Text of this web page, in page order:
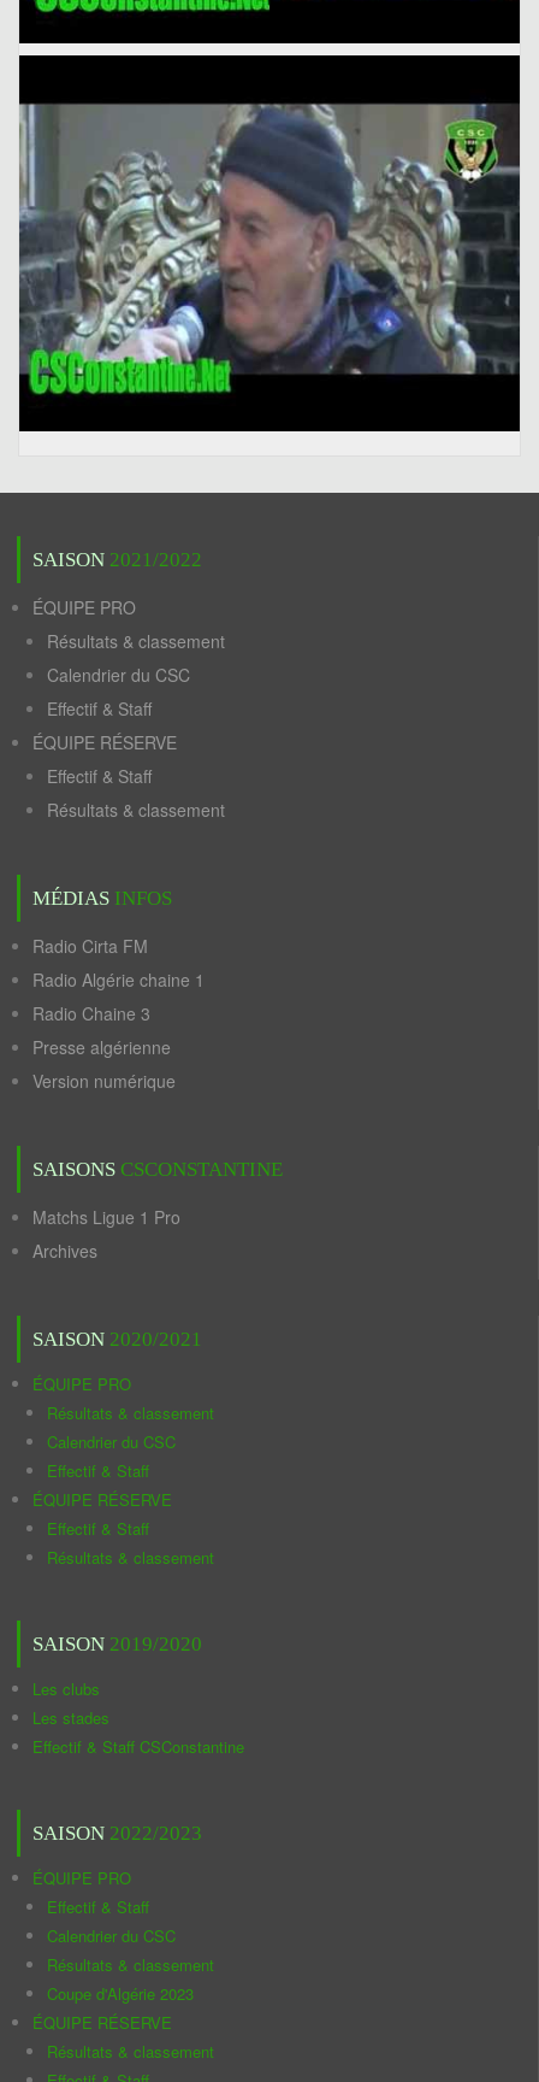
SAISON 2021/2022
ÉQUIPE PRO
Résultats & classement
Calendrier du CSC
Effectif & Staff
ÉQUIPE RÉSERVE
Effectif & Staff
Résultats & classement
MÉDIAS INFOS
Radio Cirta FM
Radio Algérie chaine 1
Radio Chaine 3
Presse algérienne
Version numérique
SAISONS CSCONSTANTINE
Matchs Ligue 1 Pro
Archives
SAISON 2020/2021
ÉQUIPE PRO
Résultats & classement
Calendrier du CSC
Effectif & Staff
ÉQUIPE RÉSERVE
Effectif & Staff
Résultats & classement
SAISON 2019/2020
Les clubs
Les stades
Effectif & Staff CSConstantine
SAISON 2022/2023
ÉQUIPE PRO
Effectif & Staff
Calendrier du CSC
Résultats & classement
Coupe d'Algérie 2023
ÉQUIPE RÉSERVE
Résultats & classement